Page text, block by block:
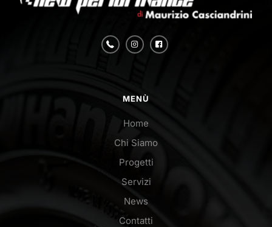
MENÙ
Home
Chi Siamo
Progetti
Servizi
News
Contatti